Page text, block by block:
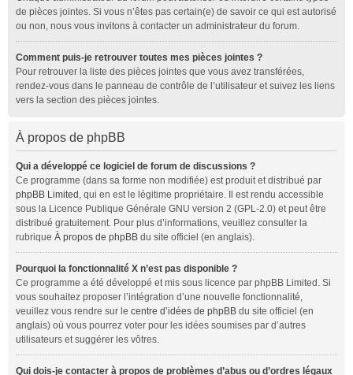
de pièces jointes. Si vous n’êtes pas certain(e) de savoir ce qui est autorisé
ou non, nous vous invitons à contacter un administrateur du forum.
Comment puis-je retrouver toutes mes pièces jointes ?
Pour retrouver la liste des pièces jointes que vous avez transférées,
rendez-vous dans le panneau de contrôle de l’utilisateur et suivez les liens
vers la section des pièces jointes.
À propos de phpBB
Qui a développé ce logiciel de forum de discussions ?
Ce programme (dans sa forme non modifiée) est produit et distribué par
phpBB Limited , qui en est le légitime propriétaire. Il est rendu accessible
sous la Licence Publique Générale GNU version 2 (GPL-2.0) et peut être
distribué gratuitement. Pour plus d’informations, veuillez consulter la
rubrique À propos de phpBB du site officiel (en anglais).
Pourquoi la fonctionnalité X n’est pas disponible ?
Ce programme a été développé et mis sous licence par phpBB Limited. Si
vous souhaitez proposer l’intégration d’une nouvelle fonctionnalité,
veuillez vous rendre sur le centre d’idées de phpBB du site officiel (en
anglais) où vous pourrez voter pour les idées soumises par d’autres
utilisateurs et suggérer les vôtres.
Qui dois-je contacter à propos de problèmes d’abus ou d’ordres légaux